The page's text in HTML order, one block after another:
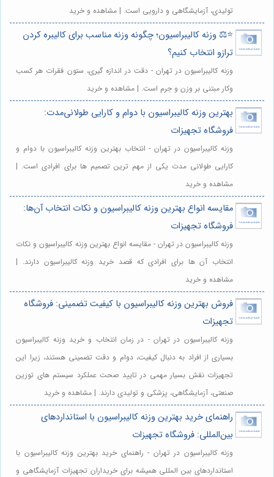
تولیدی، آزمایشگاهی و دارویی است. | مشاهده و خرید
⭐️⚖️ وزنه کالیبراسیون؛ چگونه وزنه مناسب برای کالیبره کردن
ترازو انتخاب کنیم؟
وزنه کالیبراسیون در تهران - دقت در اندازه گیری، ستون فقرات هر کسب
وکار مبتنی بر وزن و جرم است. | مشاهده و خرید
بهترین وزنه کالیبراسیون با دوام و کارایی طولانی‌مدت:
فروشگاه تجهیزات
وزنه کالیبراسیون در تهران - انتخاب بهترین وزنه کالیبراسیون با دوام و
کارایی طولانی مدت یکی از مهم ترین تصمیم ها برای افرادی است. |
مشاهده و خرید
مقایسه انواع بهترین وزنه کالیبراسیون و نکات انتخاب آن‌ها:
فروشگاه تجهیزات
وزنه کالیبراسیون در تهران - مقایسه انواع بهترین وزنه کالیبراسیون و نکات
انتخاب آن ها برای افرادی که قصد خرید وزنه کالیبراسیون دارند. |
مشاهده و خرید
فروش بهترین وزنه کالیبراسیون با کیفیت تضمینی: فروشگاه
تجهیزات
وزنه کالیبراسیون در تهران - در زمان انتخاب و خرید وزنه کالیبراسیون
بسیاری از افراد به دنبال کیفیت، دوام و دقت تضمینی هستند، زیرا این
تجهیزات نقش بسیار مهمی در تایید صحت عملکرد سیستم های توزین
صنعتی، آزمایشگاهی، پزشکی و تولیدی دارند. | مشاهده و خرید
راهنمای خرید بهترین وزنه کالیبراسیون با استانداردهای
بین‌المللی: فروشگاه تجهیزات
وزنه کالیبراسیون در تهران - راهنمای خرید بهترین وزنه کالیبراسیون با
استانداردهای بین المللی همیشه برای خریداران تجهیزات آزمایشگاهی و